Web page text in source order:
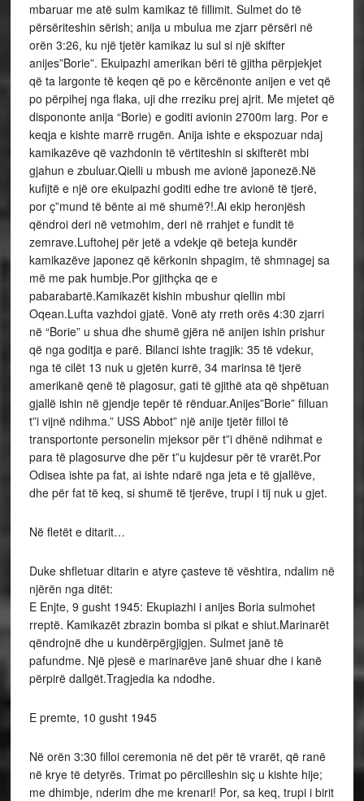
mbaruar me atë sulm kamikaz të fillimit. Sulmet do të
përsëriteshin sërish; anija u mbulua me zjarr përsëri në
orën 3:26, ku një tjetër kamikaz iu sul si një skifter
anijes”Borie”. Ekuipazhi amerikan bëri të gjitha përpjekjet
që ta largonte të keqen që po e kërcënonte anijen e vet që
po përpihej nga flaka, uji dhe rreziku prej ajrit. Me mjetet që
dispononte anija “Borie) e goditi avionin 2700m larg. Por e
keqja e kishte marrë rrugën. Anija ishte e ekspozuar ndaj
kamikazëve që vazhdonin të vërtiteshin si skifterët mbi
gjahun e zbuluar.Qielli u mbush me avionë japonezë.Në
kufijtë e një ore ekuipazhi goditi edhe tre avionë të tjerë,
por ç”mund të bënte ai më shumë?!.Ai ekip heronjësh
qëndroi deri në vetmohim, deri në rrahjet e fundit të
zemrave.Luftohej për jetë a vdekje që beteja kundër
kamikazëve japonez që kërkonin shpagim, të shmnagej sa
më me pak humbje.Por gjithçka qe e
pabarabartë.Kamikazët kishin mbushur qiellin mbi
Oqean.Lufta vazhdoi gjatë. Vonë aty rreth orës 4:30 zjarri
në “Borie” u shua dhe shumë gjëra në anijen ishin prishur
që nga goditja e parë. Bilanci ishte tragjik: 35 të vdekur,
nga të cilët 13 nuk u gjetën kurrë, 34 marinsa të tjerë
amerikanë qenë të plagosur, gati të gjithë ata që shpëtuan
gjallë ishin në gjendje tepër të rënduar.Anijes”Borie” filluan
t”i vijnë ndihma.” USS Abbot” një anije tjetër filloi të
transportonte personelin mjeksor për t”i dhënë ndihmat e
para të plagosurve dhe për t”u kujdesur për të vrarët.Por
Odisea ishte pa fat, ai ishte ndarë nga jeta e të gjallëve,
dhe për fat të keq, si shumë të tjerëve, trupi i tij nuk u gjet.
Në fletët e ditarit…
Duke shfletuar ditarin e atyre çasteve të vështira, ndalim në
njërën nga ditët:
E Enjte, 9 gusht 1945: Ekupiazhi i anijes Boria sulmohet
rreptë. Kamikazët zbrazin bomba si pikat e shiut.Marinarët
qëndrojnë dhe u kundërpërgjigjen. Sulmet janë të
pafundme. Një pjesë e marinarëve janë shuar dhe i kanë
përpirë dallgët.Tragjedia ka ndodhe.
E premte, 10 gusht 1945
Në orën 3:30 filloi ceremonia në det për të vrarët, që ranë
në krye të detyrës. Trimat po përcilleshin siç u kishte hije;
me dhimbje, nderim dhe me krenari! Por, sa keq, trupi i birit